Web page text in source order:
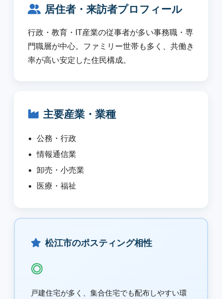
居住者・来訪者プロフィール
行政・教育・IT産業の従事者が多い事務職・専
門職層が中心。ファミリー世帯も多く、共働き
率が高い安定した住民構成。
主要産業・業種
公務・行政
情報通信業
卸売・小売業
医療・福祉
松江市のポスティング相性
◎
戸建住宅が多く、集合住宅でも配布しやすい環